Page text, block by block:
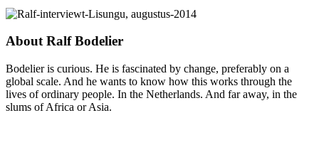
About Ralf Bodelier
Bodelier is curious. He is fascinated by change, preferably on a
global scale. And he wants to know how this works through the
lives of ordinary people. In the Netherlands. And far away, in the
slums of Africa or Asia.